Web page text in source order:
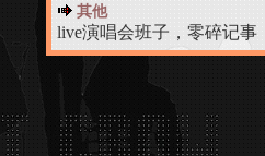
其他
live演唱会班子，零碎记事